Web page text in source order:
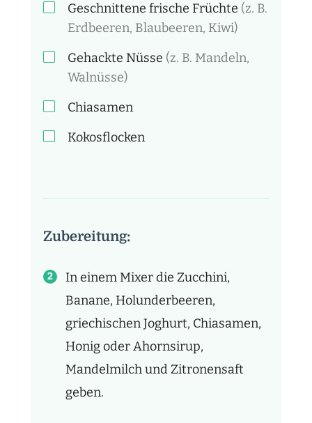
Geschnittene frische Früchte (z. B.
Erdbeeren, Blaubeeren, Kiwi)
Gehackte Nüsse (z. B. Mandeln,
Walnüsse)
Chiasamen
Kokosflocken
Zubereitung:
In einem Mixer die Zucchini,
Banane, Holunderbeeren,
griechischen Joghurt, Chiasamen,
Honig oder Ahornsirup,
Mandelmilch und Zitronensaft
geben.